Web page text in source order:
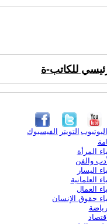
للكاتب-ة
الفيسبوك التويتر اليوتيوب
المرأة
والفن
اليسار
العلمانية
العمال
حقوق الإنسان